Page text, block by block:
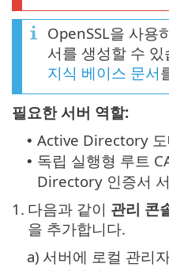
OpenSSL을 사용
서를 생성할 수
지식 베이스 문서
필요한 서버 역할:
• Active Directory
• 독립 실행형 루트
Directory 인증서
1. 다음과 같이 관리 콘
을 추가합니다.
a) 서버에 로컬 관리